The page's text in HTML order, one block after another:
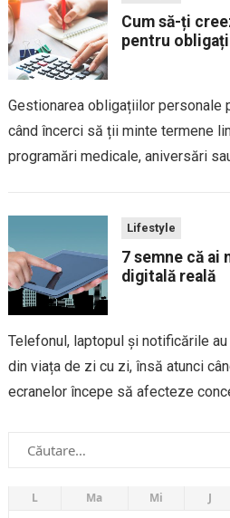
Cum să-ți
pentru
Gestionarea obligațiilor personale
când încerci să ții minte termene
programări medicale, aniversări
întregului program. Un...Lifestyle
7 semne că ai
digitală reală
Telefonul, laptopul și notificările
din viața de zi cu zi, însă atunci
ecranelor începe să afecteze
Caută
după:
L Ma Mi J